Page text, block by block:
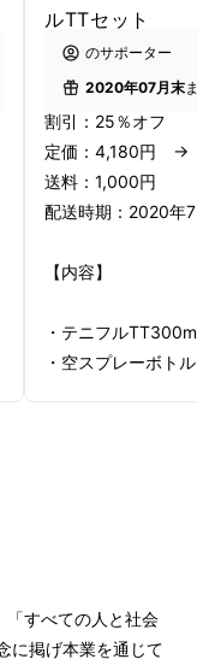
徴は
ルTTセット
のサポーター
2020年07月末
割引：25％オフ
定価：4,180円 →
送料：1,000円
配送時期：2020年
【内容】
・テニフル
・空スプレーボト
「すべての人と社会
に掲げ本業を通じて